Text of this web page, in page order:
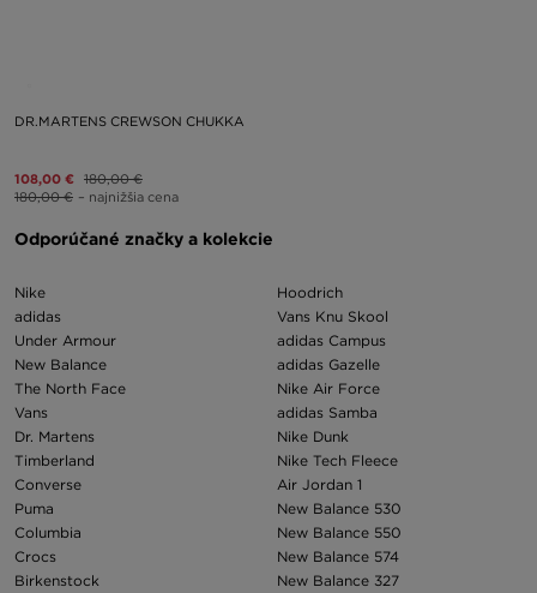
DR.MARTENS CREWSON CHUKKA
108,00 € 180,00 €
180,00 € – najnižšia cena
Odporúčané značky a kolekcie
Nike
adidas
Under Armour
New Balance
The North Face
Vans
Dr. Martens
Timberland
Converse
Puma
Columbia
Crocs
Birkenstock
Hoodrich
Vans Knu Skool
adidas Campus
adidas Gazelle
Nike Air Force
adidas Samba
Nike Dunk
Nike Tech Fleece
Air Jordan 1
New Balance 530
New Balance 550
New Balance 574
New Balance 327